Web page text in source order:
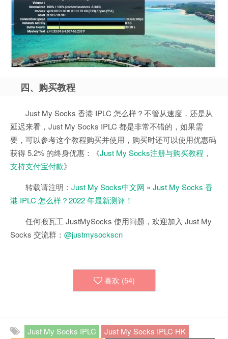
四、购买教程
Just My Socks 香港 IPLC 怎么样？不管从速度，还是从
延迟来看，Just My Socks IPLC 都是非常不错的，如果需
要，可以参考这个教程购买并使用，购买时还可以使用优惠码
获得 5.2% 的终身优惠：《Just My Socks注册与购买教程，
支持支付宝付款》
转载请注明： Just My Socks中文网 » Just My Socks 香
港 IPLC 怎么样？2022 年最新测评！
任何搬瓦工 JustMySocks 使用问题，欢迎加入 Just My
Socks 交流群： @justmysockscn
喜欢 (54)
Just My Socks IPLC
Just My Socks IPLC HK